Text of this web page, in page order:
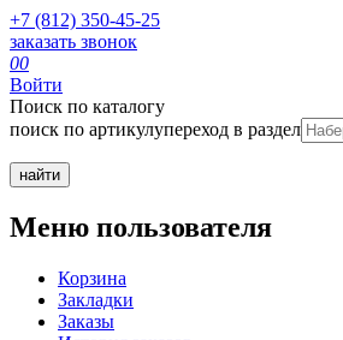
+7 (812) 350-45-25
заказать звонок
00
Войти
Поиск по каталогу
поиск по артикулупереход в раздел
Меню пользователя
Корзина
Закладки
Заказы